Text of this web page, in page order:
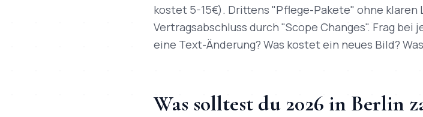
kostet 5-15€). Drittens "Pflege-Pakete" ohne
Vertragsabschluss durch "Scope Changes". Frag
eine Text-Änderung? Was kostet ein neues Bild?
Was solltest du 2026 in Berlin